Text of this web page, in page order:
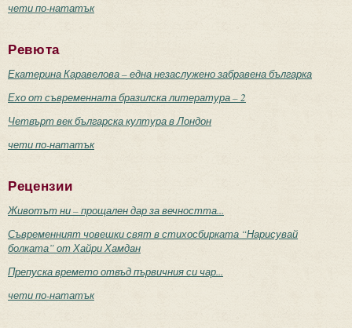
чети по-нататък
Ревюта
Екатерина Каравелова – една незаслужено забравена българка
Ехо от съвременната бразилска литература – 2
Четвърт век българска култура в Лондон
чети по-нататък
Рецензии
Животът ни – прощален дар за вечността...
Съвременният човешки свят в стихосбирката “Нарисувай
болката” от Хайри Хамдан
Препуска времето отвъд първичния си чар...
чети по-нататък